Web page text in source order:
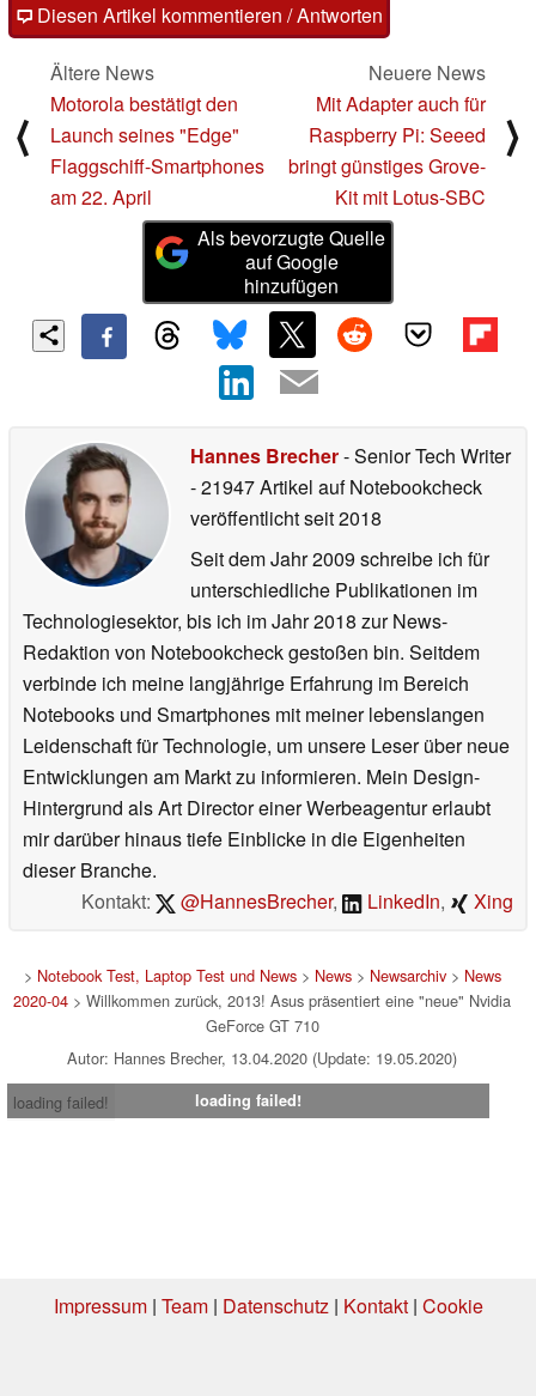
Diesen Artikel kommentieren / Antworten
⟨
Ältere News
Motorola bestätigt den
Launch seines "Edge"
Flaggschiff-Smartphones
am 22. April
Neuere News
Mit Adapter auch für
Raspberry Pi: Seeed
bringt günstiges Grove-
Kit mit Lotus-SBC
⟩
Als bevorzugte Quelle
auf Google
hinzufügen
Hannes Brecher- Senior Tech Writer
- 21947 Artikel auf Notebookcheck
veröffentlichtseit 2018
Seit dem Jahr 2009 schreibe ich für
unterschiedliche Publikationen im
Technologiesektor, bis ich im Jahr 2018 zur News-
Redaktion von Notebookcheck gestoßen bin. Seitdem
verbinde ich meine langjährige Erfahrung im Bereich
Notebooks und Smartphones mit meiner lebenslangen
Leidenschaft für Technologie, um unsere Leser über neue
Entwicklungen am Markt zu informieren. Mein Design-
Hintergrund als Art Director einer Werbeagentur erlaubt
mir darüber hinaus tiefe Einblicke in die Eigenheiten
dieser Branche.
Kontakt:
@HannesBrecher, LinkedIn, Xing
> Notebook Test, Laptop Test und News> News> Newsarchiv> News
2020-04 > Willkommen zurück, 2013! Asus präsentiert eine "neue" Nvidia
GeForce GT 710
Autor: Hannes Brecher, 13.04.2020 (Update: 19.05.2020)
loading failed!
loading failed!
Impressum| Team| Datenschutz| Kontakt| Cookie